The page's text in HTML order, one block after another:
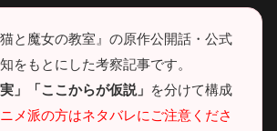
と魔女の教室』の原作公開話・公式
をもとにした考察記事です。
」「ここからが仮説」 を分けて構成
メ派の方はネタバレにご注意くださ